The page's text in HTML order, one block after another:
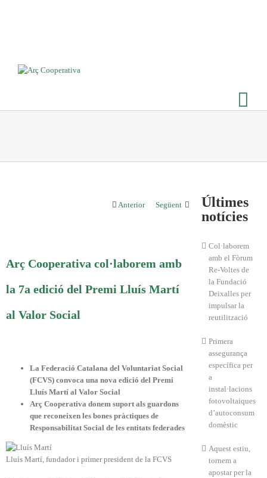
Anterior Següent
Arç Cooperativa col·laborem amb
la 7a edició del Premi Lluís Martí
al Valor Social
La Federació Catalana del Voluntariat Social
(FCVS) convoca una nova edició del Premi
Lluís Martí al Valor Social
Arç Cooperativa donem suport als guardons
que reconeixen les bones pràctiques de
Responsabilitat Social de les entitats federades
Lluís Martí, fundador i primer president de la FCVS
Últimes
notícies
Col·laborem
amb el Fòrum
Re-Voltes de
la Fundació
Deixalles per
impulsar la
reutilització
Primera
assegurança
específica per
a
instal·lacions
fotovoltaiques
d’autoconsum
domèstic
Aquest estiu,
tornem a
apostar per la